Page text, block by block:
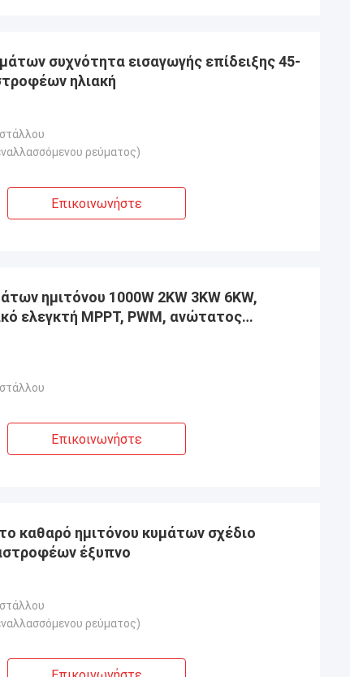
συχνότητα εισαγωγής επίδειξης 45-
ηλιακή
ρεύματος)
Επικοινωνήστε
ημιτόνου 1000W 2KW 3KW 6KW,
ελεγκτή MPPT, PWM, ανώτατος
Επικοινωνήστε
καθαρό ημιτόνου κυμάτων σχέδιο
έξυπνο
ρεύματος)